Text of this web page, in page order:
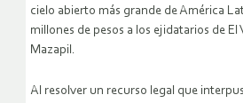
cielo abierto más grande de América
millones de pesos a los ejidatarios de
Mazapil.
Al resolver un recurso legal que